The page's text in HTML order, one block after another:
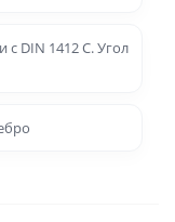
с DIN 1412 C. Угол